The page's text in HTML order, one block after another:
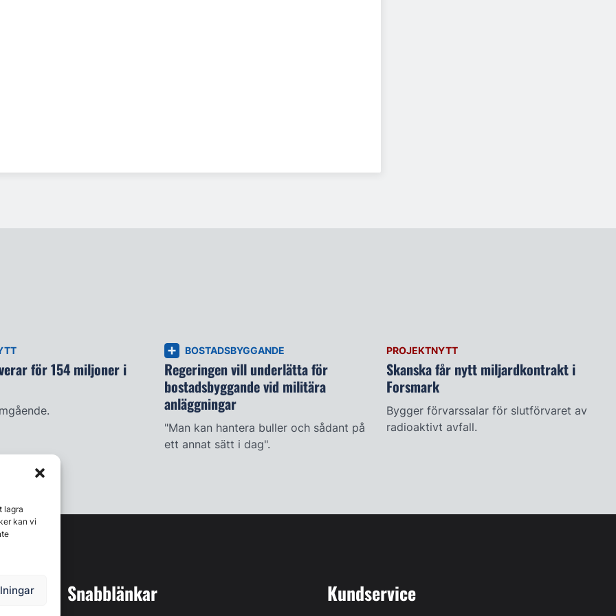
lagra
kan vi
för 154 miljoner i
BOSTADSBYGGANDE
Regeringen vill underlätta för
bostadsbyggande vid militära
anläggningar
"Man kan hantera buller och sådant på
ett annat sätt i dag".
PROJEKTNYTT
Skanska får nytt miljardkontrakt i
Forsmark
Bygger förvarssalar för slutförvaret av
radioaktivt avfall.
Snabblänkar Kundservice